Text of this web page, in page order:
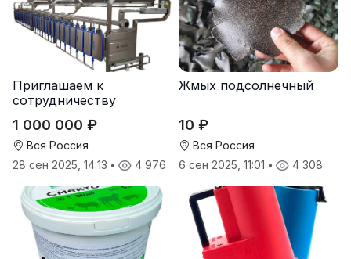
Приглашаем к
сотрудничеству
1 000 000 ₽
Вся Россия
28 сен 2025, 14:13 • 4 976
Жмых подсолнечный
10 ₽
Вся Россия
6 сен 2025, 11:01 • 4 308